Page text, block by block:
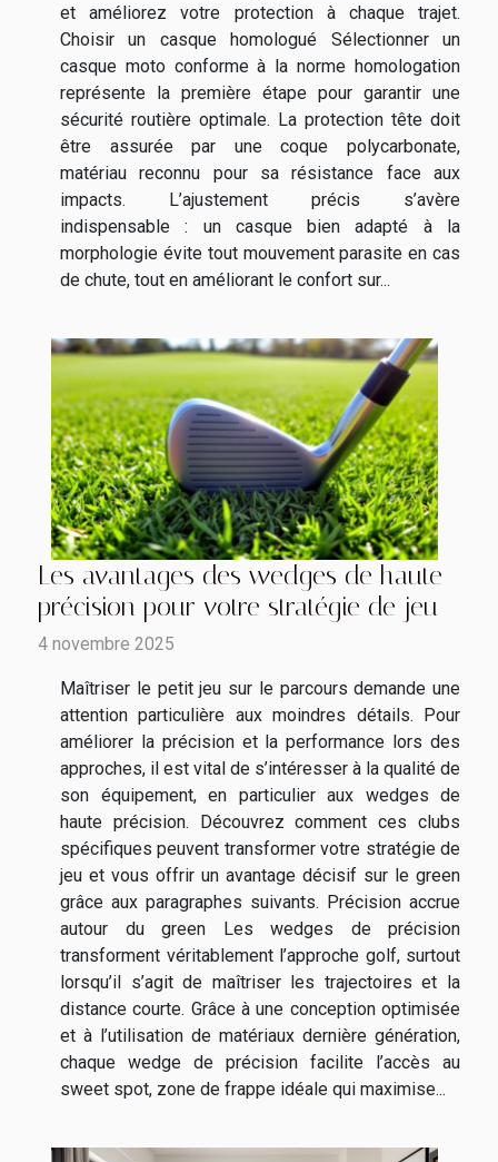
et améliorez votre protection à chaque trajet.
Choisir un casque homologué Sélectionner un
casque moto conforme à la norme homologation
représente la première étape pour garantir une
sécurité routière optimale. La protection tête doit
être assurée par une coque polycarbonate,
matériau reconnu pour sa résistance face aux
impacts. L’ajustement précis s’avère
indispensable : un casque bien adapté à la
morphologie évite tout mouvement parasite en cas
de chute, tout en améliorant le confort sur...
Les avantages des wedges de haute
précision pour votre stratégie de jeu
4 novembre 2025
Maîtriser le petit jeu sur le parcours demande une
attention particulière aux moindres détails. Pour
améliorer la précision et la performance lors des
approches, il est vital de s’intéresser à la qualité de
son équipement, en particulier aux wedges de
haute précision. Découvrez comment ces clubs
spécifiques peuvent transformer votre stratégie de
jeu et vous offrir un avantage décisif sur le green
grâce aux paragraphes suivants. Précision accrue
autour du green Les wedges de précision
transforment véritablement l’approche golf, surtout
lorsqu’il s’agit de maîtriser les trajectoires et la
distance courte. Grâce à une conception optimisée
et à l’utilisation de matériaux dernière génération,
chaque wedge de précision facilite l’accès au
sweet spot, zone de frappe idéale qui maximise...